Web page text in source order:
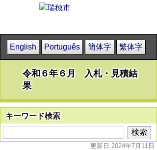
English Português 簡体字 繁体字
令和６年６月 入札・見積結
果
キーワード検索
更新日:2024年7月11日